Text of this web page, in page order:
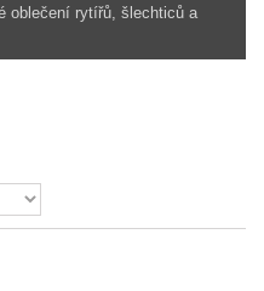
oblečení rytířů, šlechticů a